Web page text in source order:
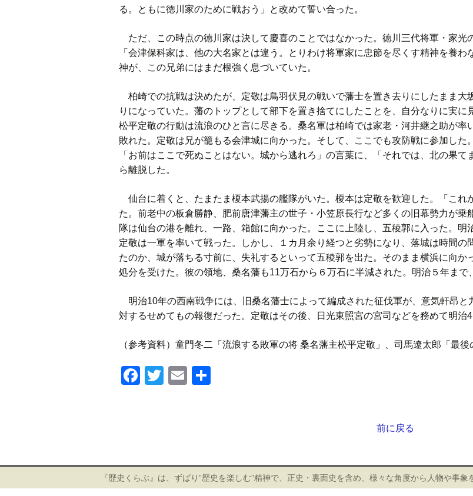
る。ともに徳川家のために戦おう」と改めて誓い合った。
ただ、この時点の徳川家は決して慶喜のことではなかった。徳川三代将軍・家光
「会津保科家は、他の大名家とは違う。とりわけ将軍家に忠節を尽くす精神を養
神が、この兄弟にはまだ根強く息づいていた。
柏崎での抗戦は決めたが、定敬は鳥羽伏見の戦いで藩士を置き去りにしたまま大
りになっていた。藩のトップとして部下を置き捨てにしたことを、自分なりに実
松平定敬の行動は流浪のひと言に尽きる。桑名軍は柏崎では家老・河井継之助が率
敗れた。定敬は兄が籠もる会津城に向かった。そして、ここでも攻防戦に参加した
「お前はここで死ぬことはない。城から逃れろ」の言葉に、「それでは、北の果
ら離脱した。
仙台に着くと、たまたま榎本武揚の艦隊がいた。榎本は定敬を歓迎した。「これ
た。前老中の板倉勝静、肥前唐津藩主の世子・小笠原長行など多くの旧幕勢力が
隊は仙台の港を離れ、一路、箱館に向かった。ここに上陸し、五稜郭に入った。明
定敬は一軍を率いて戦った。しかし、１カ月余り経つと劣勢になり、落城は時間の
たのか、城が落ちる寸前に、失礼するといって五稜郭を出た。そのまま横浜に向
処分を受けた。彼の領地、桑名藩も11万石から６万石に半減された。明治５年まで
明治10年の西南戦争には、旧桑名藩士によって編成された征伐軍が、意気軒昂と
対するせめてもの報復だった。定敬はその後、日光東照宮の宮司などを務めて明治
（参考資料）童門冬二「流浪する敗軍の将 桑名藩主松平定敬」、司馬遼太郎「最
F
o
o
T
E
ナ
ビ
前に戻る
『歴史くらぶ』は、ずばり”歴史を楽しむ”精神で、正史・裏面史を含め、様々な角度から人物や事